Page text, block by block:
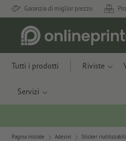
Garanzia di miglior prezzo
Tutti i prodotti Riviste
Servizi
Pagina iniziale Adesivi Sticker riutilizzabili